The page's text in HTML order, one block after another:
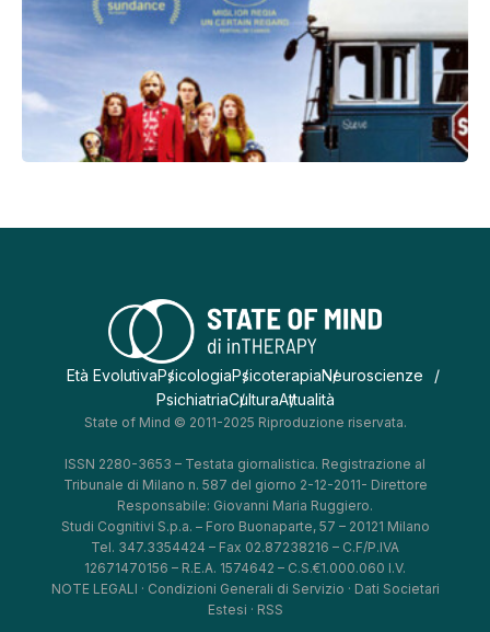
Età EvolutivaPsicologiaPsicoterapiaNeuroscienze
PsichiatriaCulturaAttualità
State of Mind © 2011-2025 Riproduzione riservata.
ISSN 2280-3653 – Testata giornalistica. Registrazione al
Tribunale di Milano n. 587 del giorno 2-12-2011- Direttore
Responsabile: Giovanni Maria Ruggiero.
Studi Cognitivi S.p.a. – Foro Buonaparte, 57 – 20121 Milano
Tel. 347.3354424 – Fax 02.87238216 – C.F/P.IVA
12671470156 – R.E.A. 1574642 – C.S.€1.000.060 I.V.
NOTE LEGALI · Condizioni Generali di Servizio · Dati Societari
Estesi · RSS